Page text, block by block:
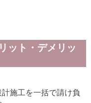
ット・デメリッ
施工を一括で請け負